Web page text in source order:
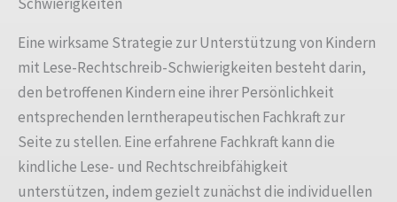
Eine wirksame Strategie zur Unterstützung von Kindern
mit Lese-Rechtschreib-Schwierigkeiten besteht darin,
den betroffenen Kindern eine ihrer Persönlichkeit
entsprechenden lerntherapeutischen Fachkraft zur
Seite zu stellen. Eine erfahrene Fachkraft kann die
kindliche Lese- und Rechtschreibfähigkeit
unterstützen, indem gezielt zunächst die individuellen